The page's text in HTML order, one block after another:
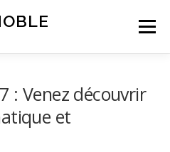
Menu
: Venez découvrir
et